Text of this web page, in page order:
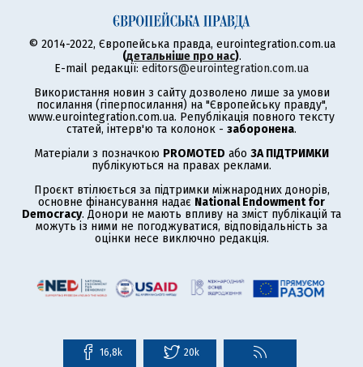
© 2014-2022, Європейська правда, eurointegration.com.ua
(детальніше про нас).
E-mail редакції: editors@eurointegration.com.ua
Використання новин з сайту дозволено лише за умови
посилання (гіперпосилання) на "Європейську правду",
www.eurointegration.com.ua. Републікація повного тексту
статей, інтерв'ю та колонок - заборонена.
Матеріали з позначкою PROMOTED або ЗА ПІДТРИМКИ
публікуються на правах реклами.
Проєкт втілюється за підтримки міжнародних донорів,
основне фінансування надає National Endowment for
Democracy. Донори не мають впливу на зміст публікацій та
можуть із ними не погоджуватися, відповідальність за
оцінки несе виключно редакція.
16,8k 20k